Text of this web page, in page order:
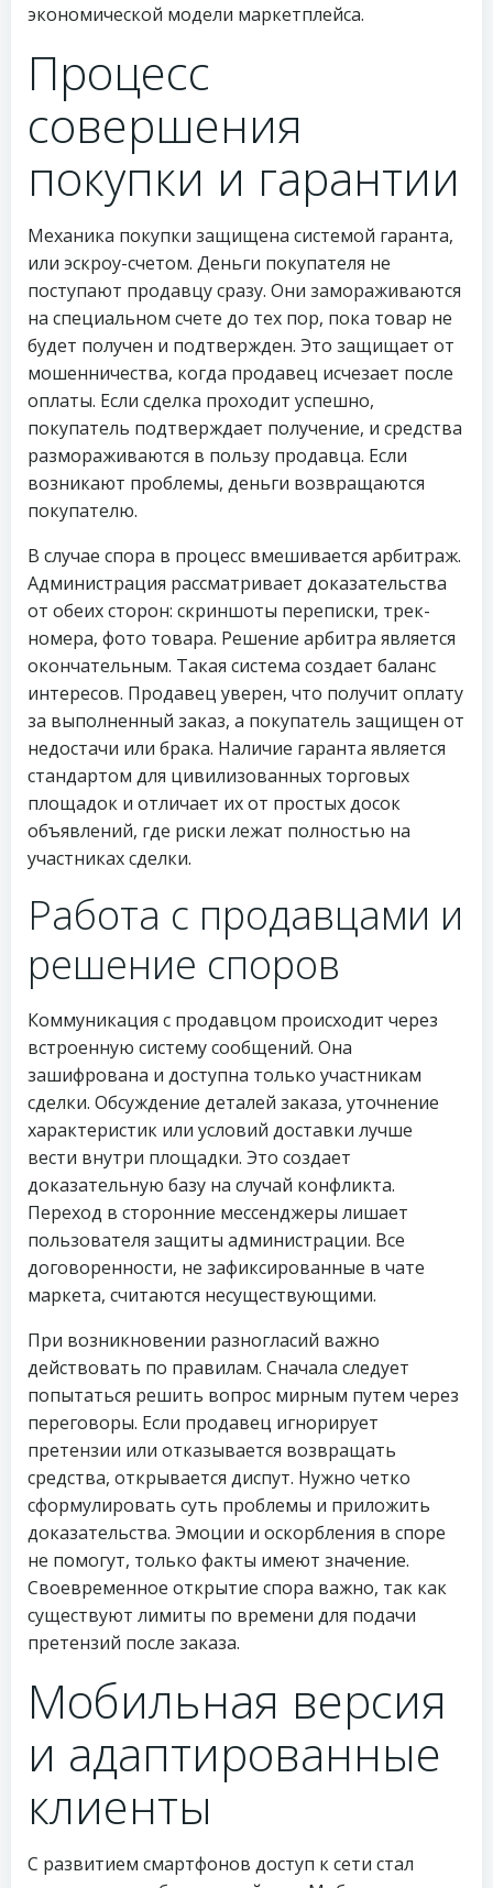
экономической модели маркетплейса.
Процесс
совершения
покупки и гарантии
Механика покупки защищена системой гаранта,
или эскроу-счетом. Деньги покупателя не
поступают продавцу сразу. Они замораживаются
на специальном счете до тех пор, пока товар не
будет получен и подтвержден. Это защищает от
мошенничества, когда продавец исчезает после
оплаты. Если сделка проходит успешно,
покупатель подтверждает получение, и средства
размораживаются в пользу продавца. Если
возникают проблемы, деньги возвращаются
покупателю.
В случае спора в процесс вмешивается арбитраж.
Администрация рассматривает доказательства
от обеих сторон: скриншоты переписки, трек-
номера, фото товара. Решение арбитра является
окончательным. Такая система создает баланс
интересов. Продавец уверен, что получит оплату
за выполненный заказ, а покупатель защищен от
недостачи или брака. Наличие гаранта является
стандартом для цивилизованных торговых
площадок и отличает их от простых досок
объявлений, где риски лежат полностью на
участниках сделки.
Работа с продавцами и
решение споров
Коммуникация с продавцом происходит через
встроенную систему сообщений. Она
зашифрована и доступна только участникам
сделки. Обсуждение деталей заказа, уточнение
характеристик или условий доставки лучше
вести внутри площадки. Это создает
доказательную базу на случай конфликта.
Переход в сторонние мессенджеры лишает
пользователя защиты администрации. Все
договоренности, не зафиксированные в чате
маркета, считаются несуществующими.
При возникновении разногласий важно
действовать по правилам. Сначала следует
попытаться решить вопрос мирным путем через
переговоры. Если продавец игнорирует
претензии или отказывается возвращать
средства, открывается диспут. Нужно четко
сформулировать суть проблемы и приложить
доказательства. Эмоции и оскорбления в споре
не помогут, только факты имеют значение.
Своевременное открытие спора важно, так как
существуют лимиты по времени для подачи
претензий после заказа.
Мобильная версия
и адаптированные
клиенты
С развитием смартфонов доступ к сети стал